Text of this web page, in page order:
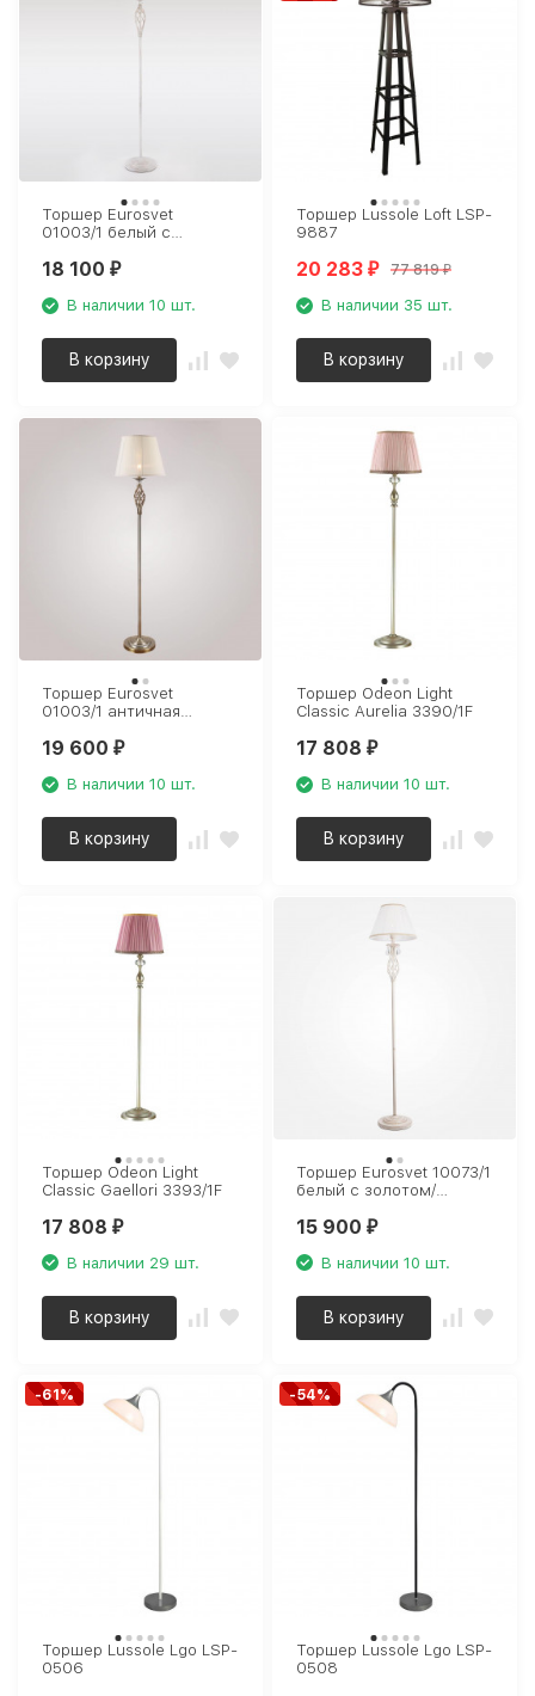
Торшер Eurosvet
01003/1 белый с
18 100₽
В наличии 10 шт.
В корзину
Торшер Lussole Loft LSP-
9887
20 283₽ 77 819₽
В наличии 35 шт.
В корзину
Торшер Eurosvet
01003/1 античная
19 600₽
В наличии 10 шт.
В корзину
Торшер Odeon Light
Classic Aurelia 3390/1F
17 808₽
В наличии 10 шт.
В корзину
Торшер Odeon Light
Classic Gaellori 3393/1F
17 808₽
В наличии 29 шт.
В корзину
Торшер Eurosvet 10073/1
белый с золотом/
Strotskis
15 900₽
В наличии 10 шт.
В корзину
-61%
Торшер Lussole Lgo LSP-
0506
-54%
Торшер Lussole Lgo LSP-
0508